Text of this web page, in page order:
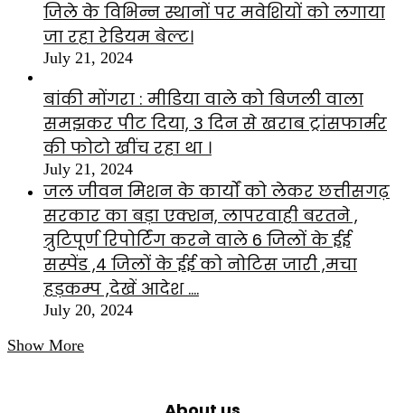
जिले के विभिन्न स्थानों पर मवेशियों को लगाया
जा रहा रेडियम बेल्ट।
July 21, 2024
बांकी मोंगरा : मीडिया वाले को बिजली वाला
समझकर पीट दिया, 3 दिन से खराब ट्रांसफार्मर
की फोटो खींच रहा था ।
July 21, 2024
जल जीवन मिशन के कार्यों को लेकर छत्तीसगढ़
सरकार का बड़ा एक्शन, लापरवाही बरतने ,
त्रुटिपूर्ण रिपोर्टिंग करने वाले 6 जिलों के ईई
सस्पेंड ,4 जिलों के ईई को नोटिस जारी ,मचा
हड़कम्प ,देखें आदेश ….
July 20, 2024
Show More